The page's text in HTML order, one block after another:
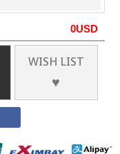
0USD
WISH LIST
♥